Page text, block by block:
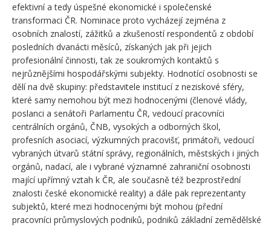
efektivní a tedy úspešné ekonomické i společenské
transformaci ČR. Nominace proto vycházejí zejména z
osobních znalostí, zážitků a zkušeností respondentů z období
posledních dvanácti měsíců, získaných jak při jejich
profesionální činnosti, tak ze soukromých kontaktů s
nejrůznějšími hospodářskými subjekty. Hodnotící osobnosti se
dělí na dvě skupiny: představitele institucí z neziskové sféry,
které samy nemohou být mezi hodnocenými (členové vlády,
poslanci a senátoři Parlamentu ČR, vedoucí pracovníci
centrálních orgánů, ČNB, vysokých a odborných škol,
profesních asociací, výzkumných pracovišť, primátoři, vedoucí
vybraných útvarů státní správy, regionálních, městských i jiných
orgánů, nadací, ale i vybrané významné zahraniční osobnosti
mající upřímný vztah k ČR, ale současně též bezprostřední
znalosti české ekonomické reality) a dále pak reprezentanty
subjektů, které mezi hodnocenými být mohou (přední
pracovníci průmyslových podniků, podniků základní zemědělské